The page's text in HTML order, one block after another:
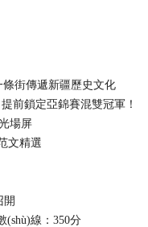
街傳遞新疆歷史文化
前鎖定亞錦賽混雙冠軍！
場屏
文精選
開
(shù)線：350分